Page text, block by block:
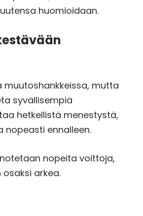
huomioidaan.
mutta
syvällisempiä
hetkellistä menestystä,
ennalleen.
nopeita voittoja,
arkea.